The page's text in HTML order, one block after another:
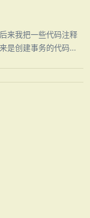
来我把一些代码注释
是创建事务的代码忘